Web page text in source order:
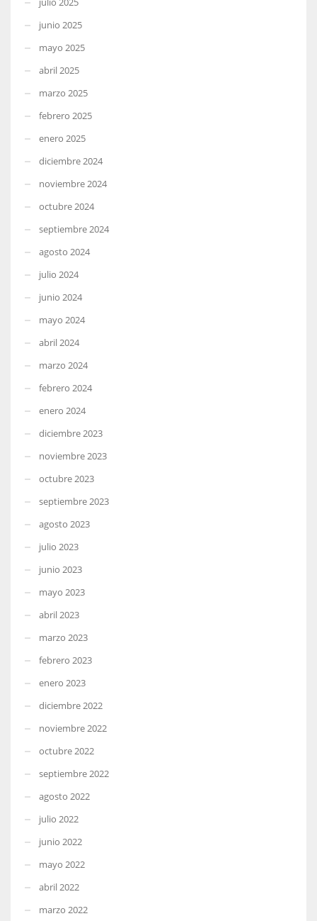
junio 2025
mayo 2025
abril 2025
marzo 2025
febrero 2025
enero 2025
diciembre 2024
noviembre 2024
octubre 2024
septiembre 2024
agosto 2024
julio 2024
junio 2024
mayo 2024
abril 2024
marzo 2024
febrero 2024
enero 2024
diciembre 2023
noviembre 2023
octubre 2023
septiembre 2023
agosto 2023
julio 2023
junio 2023
mayo 2023
abril 2023
marzo 2023
febrero 2023
enero 2023
diciembre 2022
noviembre 2022
octubre 2022
septiembre 2022
agosto 2022
julio 2022
junio 2022
mayo 2022
abril 2022
marzo 2022